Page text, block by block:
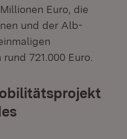
Euro, die
und der Alb-
721.000 Euro.